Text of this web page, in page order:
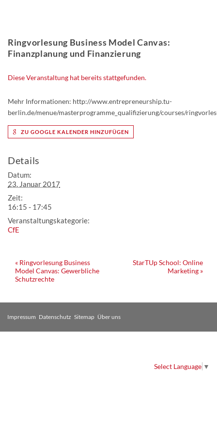
Select Language ▼
Ringvorlesung Business Model Canvas:
Finanzplanung und Finanzierung
Diese Veranstaltung hat bereits stattgefunden.
Mehr Informationen: http://www.entrepreneurship.tu-
berlin.de/menue/masterprogramme_qualifizierung/courses/
ZU GOOGLE KALENDER HINZUFÜGEN
Details
Datum:
23. Januar 2017
Zeit:
16:15 - 17:45
Veranstaltungskategorie:
CfE
Veranstaltung
Navigation
« Ringvorlesung Business
Model Canvas: Gewerbliche
Schutzrechte
StarTUp School: Online
Marketing »
Impressum Datenschutz Sitemap Über uns